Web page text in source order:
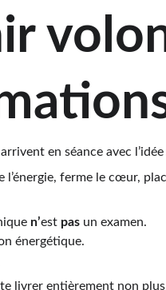
en séance avec l’idée
ferme le cœur,
n’est pas un examen.
énergétique.
livrer entièrement non